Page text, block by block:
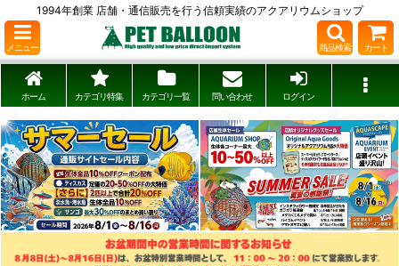
1994年創業 店舗・通信販売を行う信頼実績のアクアリウムショップ
メニュー 商品検索 カート
ホーム カテゴリ特集 カテゴリ一覧 問い合わせ ログイン